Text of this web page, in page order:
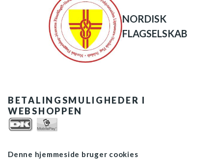
NORDISK
FLAGSELSKAB
BETALINGSMULIGHEDER I
WEBSHOPPEN
Denne hjemmeside bruger cookies